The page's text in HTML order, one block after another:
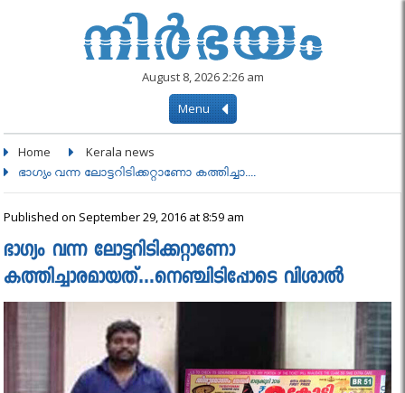
August 8, 2026 2:26 am
Menu
Home Kerala news
ഭാഗ്യം വന്ന ലോട്ടറിടിക്കറ്റാണോ കത്തിച്ചാ....
Published on September 29, 2016 at 8:59 am
ഭാഗ്യം വന്ന ലോട്ടറിടിക്കറ്റാണോ
കത്തിച്ചാരമായത്…നെഞ്ചിടിപ്പോടെ വിശാല്‍